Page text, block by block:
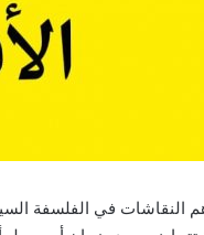
النقاشات في الفلسفة